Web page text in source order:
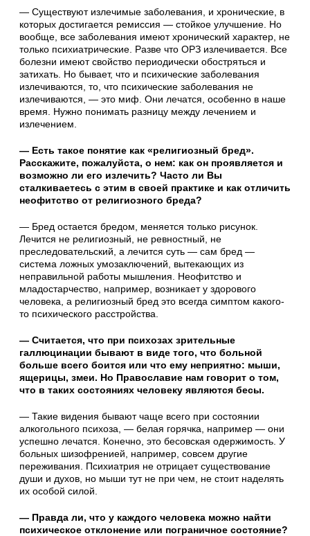
— Существуют излечимые заболевания, и хронические, в
которых достигается ремиссия — стойкое улучшение. Но
вообще, все заболевания имеют хронический характер, не
только психиатрические. Разве что ОРЗ излечивается. Все
болезни имеют свойство периодически обостряться и
затихать. Но бывает, что и психические заболевания
излечиваются, то, что психические заболевания не
излечиваются, — это миф. Они лечатся, особенно в наше
время. Нужно понимать разницу между лечением и
излечением.
— Есть такое понятие как «религиозный бред».
Расскажите, пожалуйста, о нем: как он проявляется и
возможно ли его излечить? Часто ли Вы
сталкиваетесь с этим в своей практике и как отличить
неофитство от религиозного бреда?
— Бред остается бредом, меняется только рисунок.
Лечится не религиозный, не ревностный, не
преследовательский, а лечится суть — сам бред —
система ложных умозаключений, вытекающих из
неправильной работы мышления. Неофитство и
младостарчество, например, возникает у здорового
человека, а религиозный бред это всегда симптом какого-
то психического расстройства.
— Считается, что при психозах зрительные
галлюцинации бывают в виде того, что больной
больше всего боится или что ему неприятно: мыши,
ящерицы, змеи. Но Православие нам говорит о том,
что в таких состояниях человеку являются бесы.
— Такие видения бывают чаще всего при состоянии
алкогольного психоза, — белая горячка, например — они
успешно лечатся. Конечно, это бесовская одержимость. У
больных шизофренией, например, совсем другие
переживания. Психиатрия не отрицает существование
души и духов, но мыши тут не при чем, не стоит наделять
их особой силой.
— Правда ли, что у каждого человека можно найти
психическое отклонение или пограничное состояние?